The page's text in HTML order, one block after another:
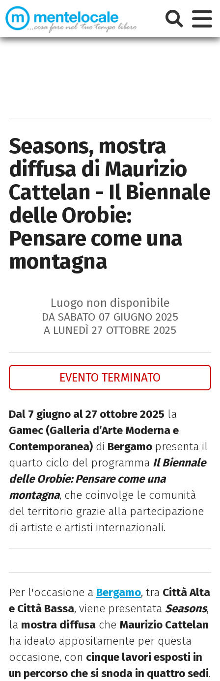
Seasons, mostra
diffusa di Maurizio
Cattelan - Il Biennale
delle Orobie:
Pensare come una
montagna
Luogo non disponibile
DA SABATO 07 GIUGNO 2025
A LUNEDÌ 27 OTTOBRE 2025
EVENTO TERMINATO
Dal 7 giugno al 27 ottobre 2025 la
Gamec (Galleria d’Arte Moderna e
Contemporanea)di Bergamo presenta il
quarto ciclo del programma Il Biennale
delle Orobie: Pensare come una
montagna, che coinvolge le comunità
del territorio grazie alla partecipazione
di artiste e artisti internazionali.
Per l'occasione a Bergamo, tra Città Alta
e Città Bassa, viene presentata Seasons,
la mostra diffusache Maurizio Cattelan
ha ideato appositamente per questa
occasione, con cinque lavori esposti in
un percorso che si snoda in quattro sedi.